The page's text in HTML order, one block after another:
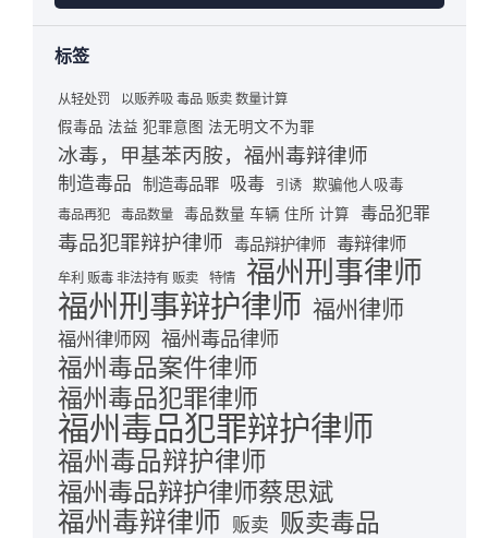
标签
从轻处罚 以贩养吸 毒品 贩卖 数量计算
假毒品 法益 犯罪意图 法无明文不为罪
冰毒，甲基苯丙胺，福州毒辩律师
制造毒品 制造毒品罪 吸毒 引诱 欺骗他人吸毒
毒品再犯 毒品数量 毒品数量 车辆 住所 计算 毒品犯罪
毒品犯罪辩护律师 毒品辩护律师 毒辩律师
牟利 贩毒 非法持有 贩卖 特情 福州刑事律师
福州刑事辩护律师 福州律师
福州律师网 福州毒品律师
福州毒品案件律师
福州毒品犯罪律师
福州毒品犯罪辩护律师
福州毒品辩护律师
福州毒品辩护律师蔡思斌
福州毒辩律师 贩卖 贩卖毒品